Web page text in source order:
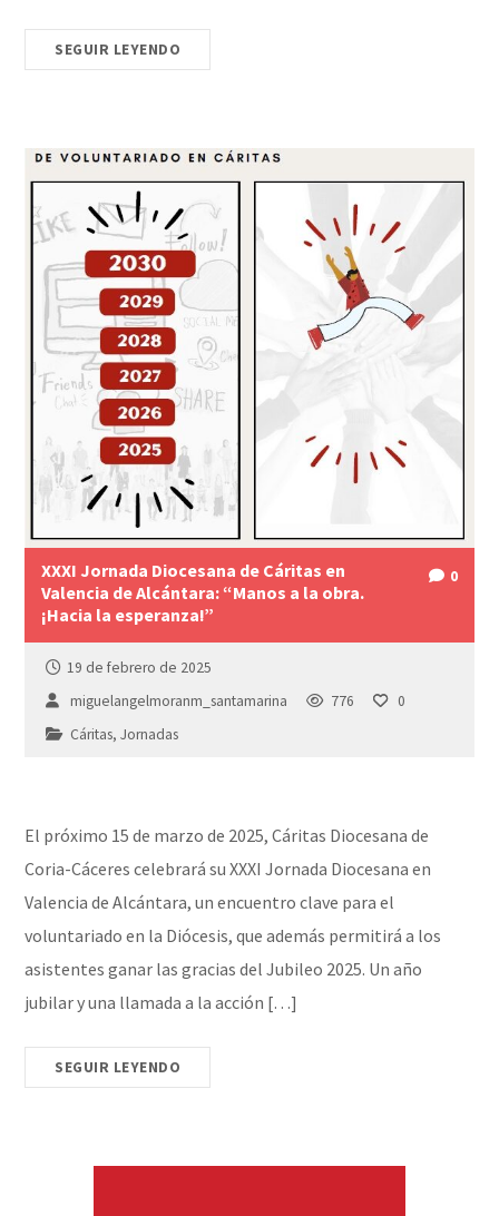
SEGUIR LEYENDO
XXXI Jornada Diocesana de Cáritas en
Valencia de Alcántara: “Manos a la obra.
¡Hacia la esperanza!”
0
19 de febrero de 2025
miguelangelmoranm_santamarina
776
0
Cáritas,Jornadas
El próximo 15 de marzo de 2025, Cáritas Diocesana de
Coria-Cáceres celebrará su XXXI Jornada Diocesana en
Valencia de Alcántara, un encuentro clave para el
voluntariado en la Diócesis, que además permitirá a los
asistentes ganar las gracias del Jubileo 2025. Un año
jubilar y una llamada a la acción […]
SEGUIR LEYENDO